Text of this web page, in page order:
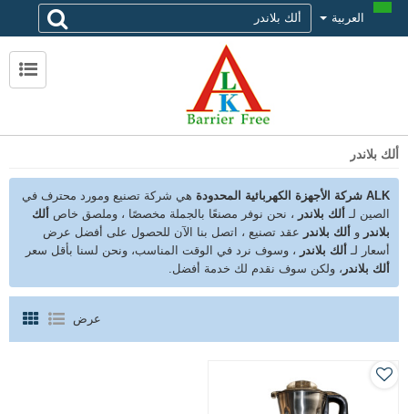
العربية
ألك بلاندر
ALK شركة الأجهزة الكهربائية المحدودة
هي شركة تصنيع ومورد محترف في
الصين لـ ألك بلاندر ، نحن نوفر مصنعًا بالجملة مخصصًا ، وملصق خاص ألك
بلاندر و ألك بلاندر عقد تصنيع ، اتصل بنا الآن للحصول على أفضل عرض
أسعار لـ ألك بلاندر ، وسوف نرد في الوقت المناسب، ونحن لسنا بأقل سعر
ألك بلاندر ، ولكن سوف نقدم لك خدمة أفضل.
عرض